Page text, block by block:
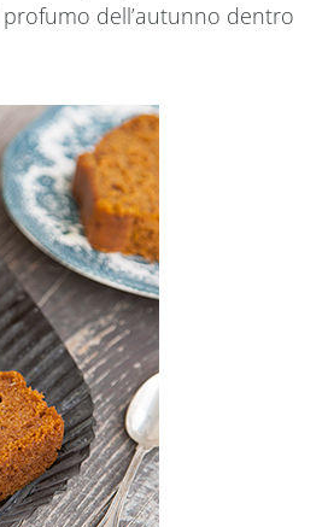
dell’autunno dentro